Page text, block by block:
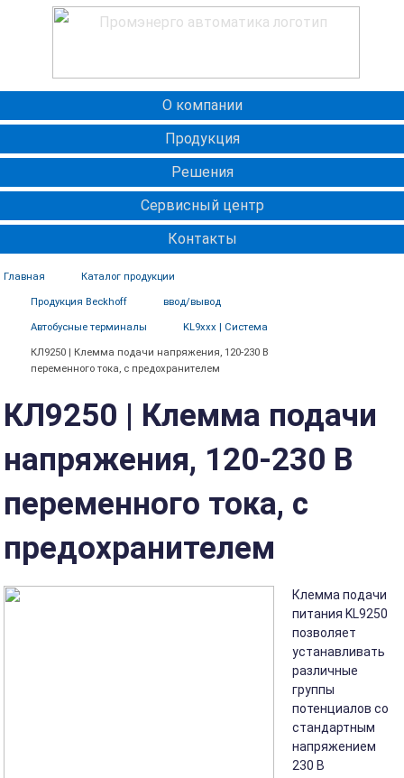
О компании
Продукция
Решения
Сервисный центр
Контакты
Главная Каталог продукции
Продукция Beckhoff ввод/вывод
Автобусные терминалы KL9xxx | Система
КЛ9250 | Клемма подачи напряжения, 120-230 В
переменного тока, с предохранителем
КЛ9250 | Клемма подачи
напряжения, 120-230 В
переменного тока, с
предохранителем
Клемма подачи
питания KL9250
позволяет
устанавливать
различные
группы
потенциалов со
стандартным
напряжением
230 В